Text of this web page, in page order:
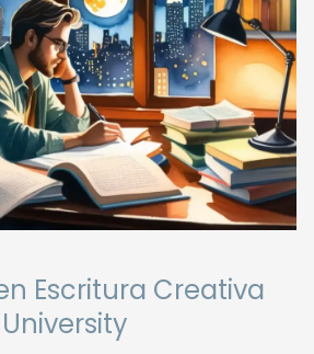
Escritura Creativa